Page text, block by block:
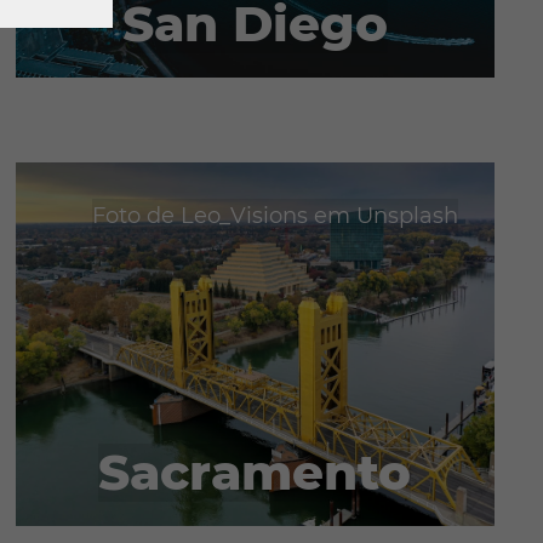
dos
San Diego
Sacramento
Foto deLeo_Visions emUnsplash